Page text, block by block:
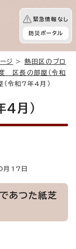
緊急情報なし
防災ポータル
ジ > 熱田区のプロ
区長の部屋（令和
令和7年4月）
4月）
17日
あつた紙芝